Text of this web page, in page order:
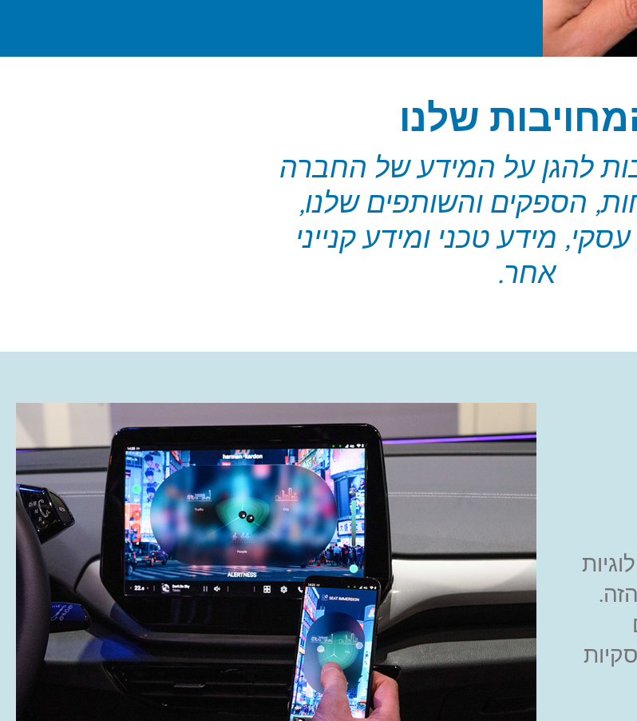
שלנו
להגן על המידע של החברה
הספקים והשותפים שלנו,
מידע טכני ומידע קנייני
אחר.